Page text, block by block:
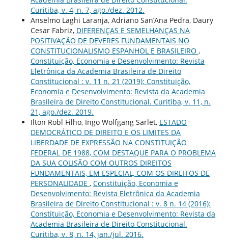
Curitiba, v. 4, n. 7, ago./dez. 2012.
Anselmo Laghi Laranja, Adriano San’Ana Pedra, Daury
Cesar Fabriz, DIFERENÇAS E SEMELHANÇAS NA
POSITIVAÇÃO DE DEVERES FUNDAMENTAIS NO
CONSTITUCIONALISMO ESPANHOL E BRASILEIRO ,
Constituição, Economia e Desenvolvimento: Revista
Eletrônica da Academia Brasileira de Direito
Constitucional : v. 11 n. 21 (2019): Constituição,
Economia e Desenvolvimento: Revista da Academia
Brasileira de Direito Constitucional. Curitiba, v. 11, n.
21, ago./dez. 2019.
Ilton Robl Filho, Ingo Wolfgang Sarlet, ESTADO
DEMOCRÁTICO DE DIREITO E OS LIMITES DA
LIBERDADE DE EXPRESSÃO NA CONSTITUIÇÃO
FEDERAL DE 1988, COM DESTAQUE PARA O PROBLEMA
DA SUA COLISÃO COM OUTROS DIREITOS
FUNDAMENTAIS, EM ESPECIAL, COM OS DIREITOS DE
PERSONALIDADE , Constituição, Economia e
Desenvolvimento: Revista Eletrônica da Academia
Brasileira de Direito Constitucional : v. 8 n. 14 (2016):
Constituição, Economia e Desenvolvimento: Revista da
Academia Brasileira de Direito Constitucional.
Curitiba, v. 8, n. 14, jan./jul. 2016.